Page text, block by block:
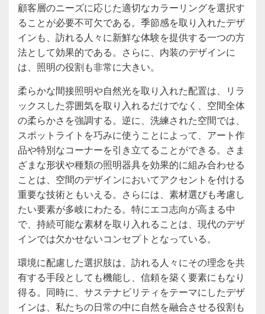
顧客層のニーズに応じた適切なカラーリングを選択す
ることが必要不可欠である。季節感を取り入れたデザ
インも、訪れる人々に新鮮な体験を提供する一つの方
法として効果的である。さらに、内装のデザインに
は、照明の役割も非常に大きい。
柔らかな間接照明や自然光を取り入れた配置は、リラ
ックスした雰囲気を取り入れるだけでなく、空間全体
の柔らかさを強調する。逆に、洗練された空間では、
スポットライトを巧みに使うことによって、アート作
品や特別なコーナーを引き立てることができる。さま
ざまな形状や種類の照明器具を効果的に組み合わせる
ことは、空間のデザインにおいてアクセントを付ける
重要な技術ともいえる。さらには、素材選びも考慮し
たい要素が多岐にわたる。特にエコ志向が高まる中
で、持続可能な素材を取り入れることは、現代のデザ
インでは欠かせないコンセプトとなっている。
環境に配慮した選択肢は、訪れる人々にその理念を共
有する手段としても機能し、信頼を築く要素にもなり
得る。同時に、サステナビリティをテーマにしたデザ
インは、私たちの日常の中に自然を融合させる役割も